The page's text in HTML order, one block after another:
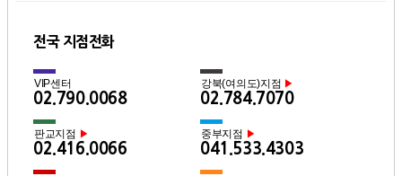
전국 지점전화
VIP센터
02.790.0068
강북(여의도)지점 ▶
02.784.7070
판교지점 ▶
02.416.0066
중부지점 ▶
041.533.4303